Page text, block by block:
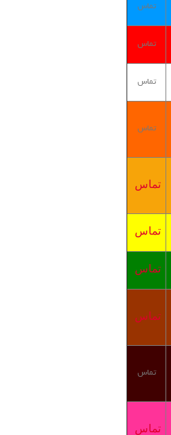
تماس
تماس
تماس
تماس
تماس
تماس
تماس
تماس
تماس
تماس